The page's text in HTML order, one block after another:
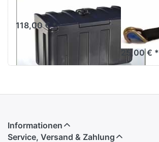
S-Box 500-2
118,00 € *
daN
25,00 € *
Informationen
Service, Versand & Zahlung